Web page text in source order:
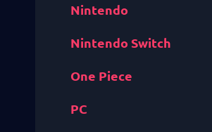
Nintendo
Nintendo Switch
One Piece
PC